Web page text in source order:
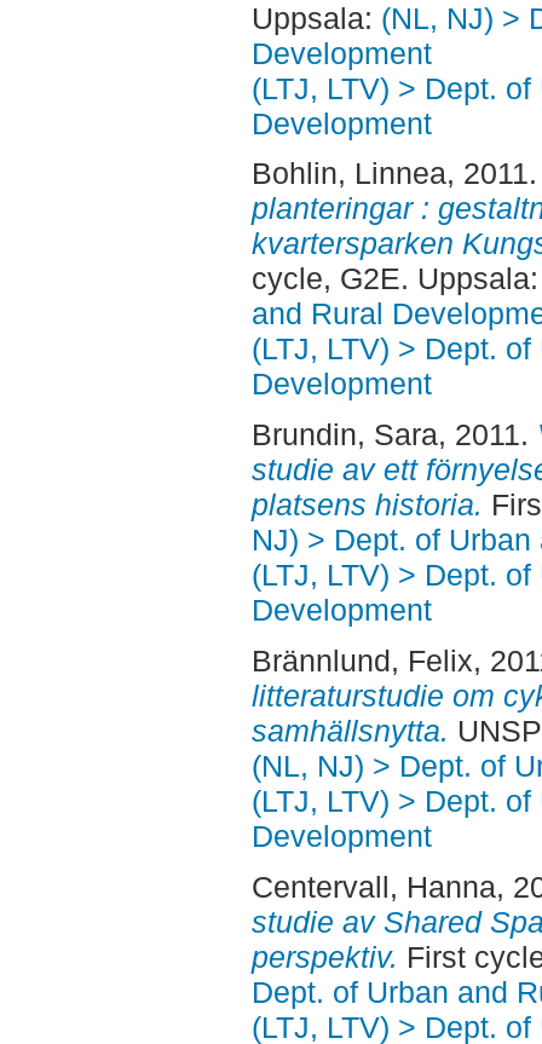
Uppsala: (NL, NJ) >
Development
(LTJ, LTV) > Dept.
Development
Bohlin, Linnea,
planteringar :
kvartersparken
cycle, G2E.
and Rural
(LTJ, LTV) > Dept.
Development
Brundin, Sara, 2011.
studie av ett
platsens historia.
NJ) > Dept. of
(LTJ, LTV) > Dept.
Development
Brännlund, Felix,
litteraturstudie om
samhällsnytta.
(NL, NJ) > Dept. of
(LTJ, LTV) > Dept.
Development
Centervall, Hanna,
studie av Shared
perspektiv. First
Dept. of Urban and
(LTJ, LTV) > Dept.